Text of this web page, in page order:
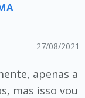
27/08/2021
apenas a
mas isso vou